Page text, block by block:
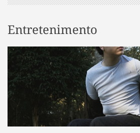
Entretenimento